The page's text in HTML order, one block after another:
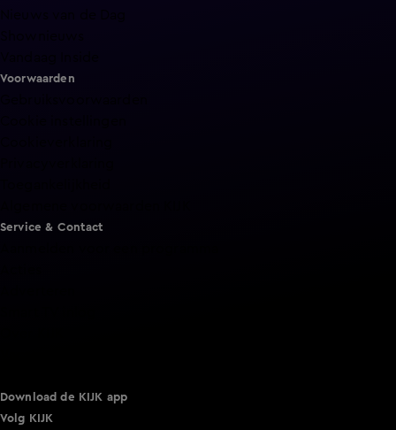
Voorwaarden
Service & Contact
Download de KIJK app
Volg KIJK